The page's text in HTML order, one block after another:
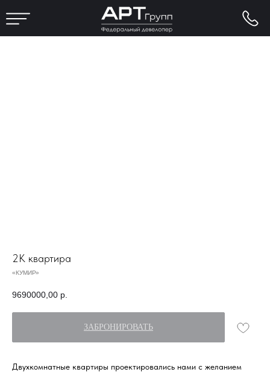
2К квартира
«КУМИР»
9690000,00 р.
ЗАБРОНИРОВАТЬ
Двухкомнатные квартиры проектировались нами с желанием
Ипотечный калькулятор